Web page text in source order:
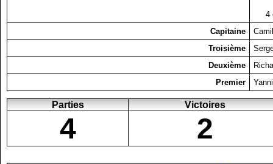
4
Capitaine
Troisième
Deuxième
Premier
Parties Victoires
4 2